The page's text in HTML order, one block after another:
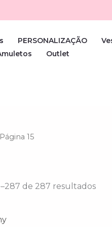
PERSONALIZAÇÃO
Outlet
15
de 287 resultados